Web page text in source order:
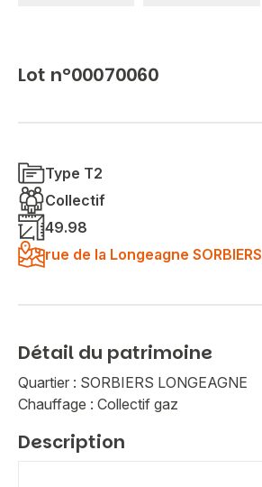
Lot n°00070060
Type T2
Collectif
49.98
rue de la Longeagne SORBIERS
Détail du patrimoine
Quartier : SORBIERS LONGEAGNE
Chauffage : Collectif gaz
Description